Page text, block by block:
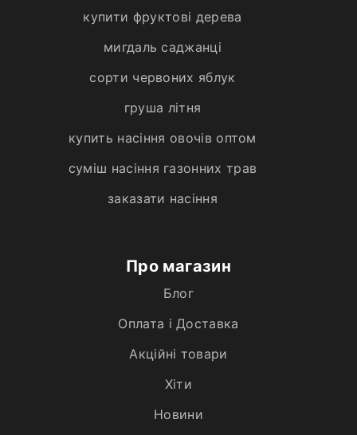
купити фруктові дерева
мигдаль саджанці
сорти червоних яблук
груша літня
купить насіння овочів оптом
суміш насіння газонних трав
заказати насіння
Про магазин
Блог
Оплата і Доставка
Акційні товари
Хiти
Новини